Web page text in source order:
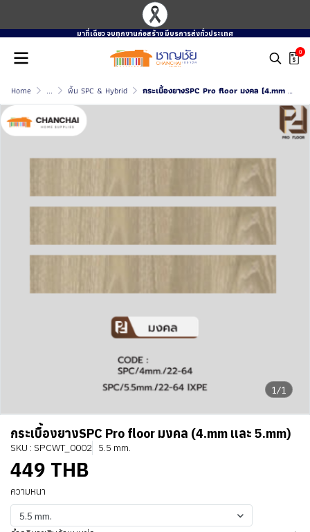
มาที่เดียว จบทุกงานก่อสร้าง มีบรการส่งทั่วประเทศ
0
Home ... พื้น SPC & Hybrid กระเบื้องยางSPC Pro floor มงคล (4.mm เเละ 5.mm)
1/1
กระเบื้องยางSPC Pro floor มงคล (4.mm เเละ 5.mm)
SKU : SPCWT_0002 5.5 mm.
449 THB
ความหนา
5.5 mm.